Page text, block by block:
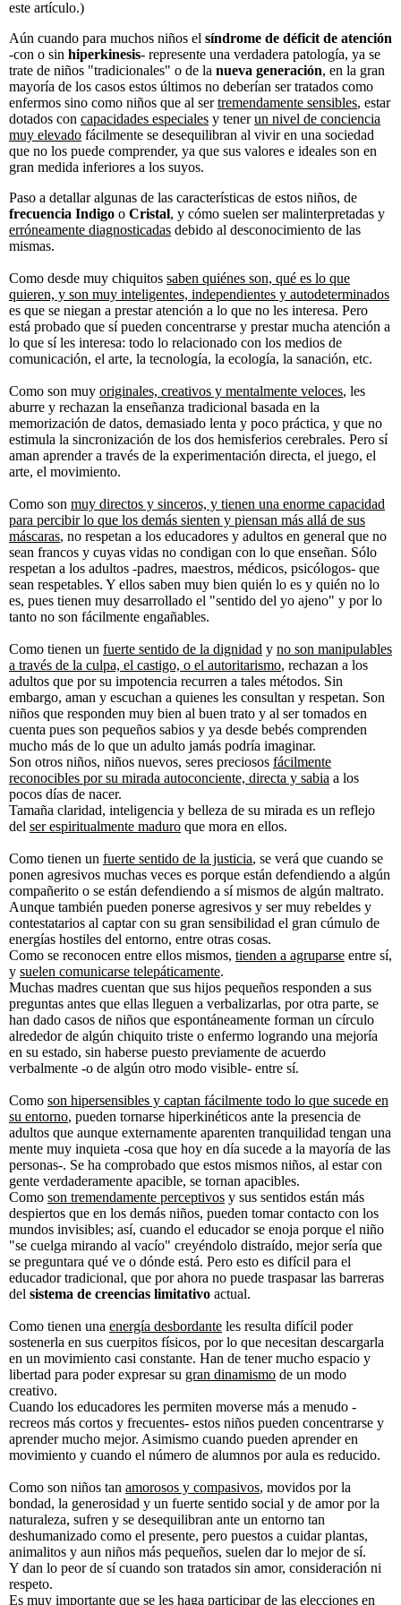
este artículo.)
Aún cuando para muchos niños el síndrome de déficit de atención
-con o sin hiperkinesis- represente una verdadera patología, ya se
trate de niños "tradicionales" o de la nueva generación, en la gran
mayoría de los casos estos últimos no deberían ser tratados como
enfermos sino como niños que al sertremendamente sensibles, estar
dotados con capacidades especiales y tenerun nivel de conciencia
muy elevado fácilmente se desequilibran al vivir en una sociedad
que no los puede comprender, ya que sus valores e ideales son en
gran medida inferiores a los suyos.
Paso a detallar algunas de las características de estos niños, de
frecuencia Indigo o Cristal, y cómo suelen ser malinterpretadas y
erróneamente diagnosticadas debido al desconocimiento de las
mismas.
Como desde muy chiquitos saben quiénes son, qué es lo que
quieren, y son muy inteligentes, independientes y autodeterminados
es que se niegan a prestar atención a lo que no les interesa. Pero
está probado que sí pueden concentrarse y prestar mucha atención a
lo que sí les interesa: todo lo relacionado con los medios de
comunicación, el arte, la tecnología, la ecología, la sanación, etc.
Como son muy originales, creativos y mentalmente veloces, les
aburre y rechazan la enseñanza tradicional basada en la
memorización de datos, demasiado lenta y poco práctica, y que no
estimula la sincronización de los dos hemisferios cerebrales. Pero sí
aman aprender a través de la experimentación directa, el juego, el
arte, el movimiento.
Como son muy directos y sinceros, y tienen una enorme capacidad
para percibir lo que los demás sienten y piensan más allá de sus
máscaras, no respetan a los educadores y adultos en general que no
sean francos y cuyas vidas no condigan con lo que enseñan. Sólo
respetan a los adultos -padres, maestros, médicos, psicólogos- que
sean respetables. Y ellos saben muy bien quién lo es y quién no lo
es, pues tienen muy desarrollado el "sentido del yo ajeno" y por lo
tanto no son fácilmente engañables.
Como tienen un fuerte sentido de la dignidad y no son manipulables
a través de la culpa, el castigo, o el autoritarismo, rechazan a los
adultos que por su impotencia recurren a tales métodos. Sin
embargo, aman y escuchan a quienes les consultan y respetan. Son
niños que responden muy bien al buen trato y al ser tomados en
cuenta pues son pequeños sabios y ya desde bebés comprenden
mucho más de lo que un adulto jamás podría imaginar.
Son otros niños, niños nuevos, seres preciosos fácilmente
reconocibles por su mirada autoconciente, directa y sabia a los
pocos días de nacer.
Tamaña claridad, inteligencia y belleza de su mirada es un reflejo
del ser espiritualmente maduro que mora en ellos.
Como tienen un fuerte sentido de la justicia, se verá que cuando se
ponen agresivos muchas veces es porque están defendiendo a algún
compañerito o se están defendiendo a sí mismos de algún maltrato.
Aunque también pueden ponerse agresivos y ser muy rebeldes y
contestatarios al captar con su gran sensibilidad el gran cúmulo de
energías hostiles del entorno, entre otras cosas.
Como se reconocen entre ellos mismos, tienden a agruparse entre sí,
y suelen comunicarse telepáticamente.
Muchas madres cuentan que sus hijos pequeños responden a sus
preguntas antes que ellas lleguen a verbalizarlas, por otra parte, se
han dado casos de niños que espontáneamente forman un círculo
alrededor de algún chiquito triste o enfermo logrando una mejoría
en su estado, sin haberse puesto previamente de acuerdo
verbalmente -o de algún otro modo visible- entre sí.
Como son hipersensibles y captan fácilmente todo lo que sucede en
su entorno, pueden tornarse hiperkinéticos ante la presencia de
adultos que aunque externamente aparenten tranquilidad tengan una
mente muy inquieta -cosa que hoy en día sucede a la mayoría de las
personas-. Se ha comprobado que estos mismos niños, al estar con
gente verdaderamente apacible, se tornan apacibles.
Como son tremendamente perceptivos y sus sentidos están más
despiertos que en los demás niños, pueden tomar contacto con los
mundos invisibles; así, cuando el educador se enoja porque el niño
"se cuelga mirando al vacío" creyéndolo distraído, mejor sería que
se preguntara qué ve o dónde está. Pero esto es difícil para el
educador tradicional, que por ahora no puede traspasar las barreras
del sistema de creencias limitativo actual.
Como tienen una energía desbordante les resulta difícil poder
sostenerla en sus cuerpitos físicos, por lo que necesitan descargarla
en un movimiento casi constante. Han de tener mucho espacio y
libertad para poder expresar su gran dinamismo de un modo
creativo.
Cuando los educadores les permiten moverse más a menudo -
recreos más cortos y frecuentes- estos niños pueden concentrarse y
aprender mucho mejor. Asimismo cuando pueden aprender en
movimiento y cuando el número de alumnos por aula es reducido.
Como son niños tan amorosos y compasivos, movidos por la
bondad, la generosidad y un fuerte sentido social y de amor por la
naturaleza, sufren y se desequilibran ante un entorno tan
deshumanizado como el presente, pero puestos a cuidar plantas,
animalitos y aun niños más pequeños, suelen dar lo mejor de sí.
Y dan lo peor de sí cuando son tratados sin amor, consideración ni
respeto.
Es muy importante que se les haga participar de las elecciones en